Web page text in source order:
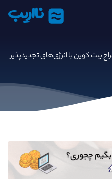
نااریب
بیت کوین با انرژی‌های تجدیدپذیر